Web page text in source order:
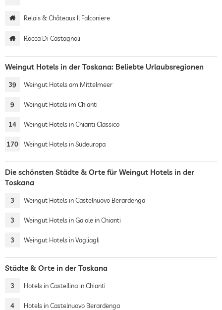
Relais & Châteaux Il Falconiere
Rocca Di Castagnoli
Weingut Hotels in der Toskana: Beliebte Urlaubsregionen
39 Weingut Hotels am Mittelmeer
9 Weingut Hotels im Chianti
14 Weingut Hotels in Chianti Classico
170 Weingut Hotels in Südeuropa
Die schönsten Städte & Orte für Weingut Hotels in der
Toskana
3 Weingut Hotels in Castelnuovo Berardenga
3 Weingut Hotels in Gaiole in Chianti
3 Weingut Hotels in Vagliagli
Städte & Orte in der Toskana
3 Hotels in Castellina in Chianti
4 Hotels in Castelnuovo Berardenga